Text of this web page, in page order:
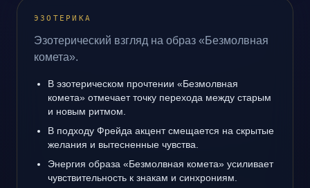
ЭЗОТЕРИКА
Эзотерический взгляд на образ «Безмолвная
комета».
В эзотерическом прочтении «Безмолвная
комета» отмечает точку перехода между старым
и новым ритмом.
В подходу Фрейда акцент смещается на скрытые
желания и вытесненные чувства.
Энергия образа «Безмолвная комета» усиливает
чувствительность к знакам и синхрониям.